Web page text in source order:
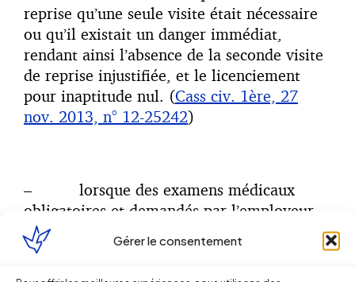
Gérer le consentement
reprise qu’une seule visite était nécessaire
ou qu’il existait un danger immédiat,
rendant ainsi l’absence de la seconde visite
de reprise injustifiée, et le licenciement
pour inaptitude nul. (Cass civ. 1ère, 27
nov. 2013, n° 12-25242)
– lorsque des examens médicaux
obligatoires et demandés par l’employeur
n’ont pas été organisés, le préjudice de
celui-ci résultant du risque de se voir